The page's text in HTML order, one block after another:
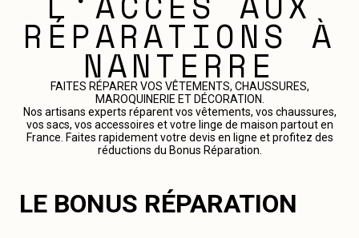
RÉPARATIONS À
NANTERRE
FAITES RÉPARER VOS VÊTEMENTS, CHAUSSURES,
MAROQUINERIE ET DÉCORATION.
Nos artisans experts réparent vos vêtements, vos chaussures,
vos sacs, vos accessoires et votre linge de maison partout en
France. Faites rapidement votre devis en ligne et profitez des
réductions du Bonus Réparation.
LE BONUS RÉPARATION